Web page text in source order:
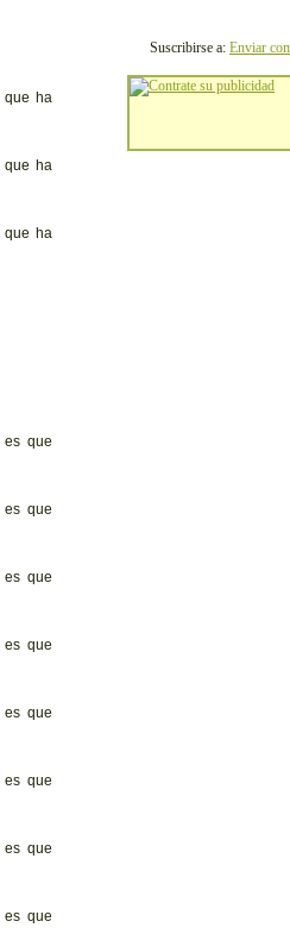
Suscribirse a: Enviar